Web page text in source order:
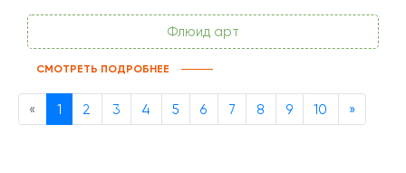
Флюид арт
СМОТРЕТЬ ПОДРОБНЕЕ
« Previous
1 2 3 4 5 6 7 8 9 10 »Next